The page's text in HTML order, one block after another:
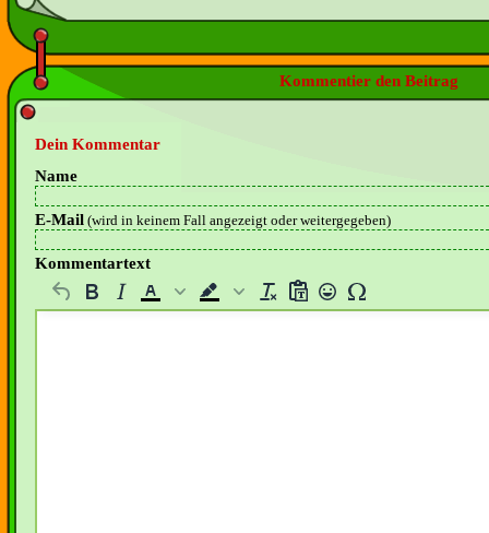
Kommentier den Beitrag
Dein Kommentar
Name
E-Mail (wird in keinem Fall angezeigt oder weitergegeben)
Kommentartext